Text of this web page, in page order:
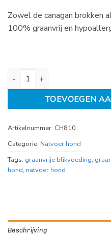
Zowel de canagan brokken
100% graanvrij en
Canagan Turkey and duck
TOEVOEGEN
Artikelnummer: CH810
Categorie: Natvoer hond
Tags: graanvrije blikvoeding,
hond, natvoer hond
Beschrijving